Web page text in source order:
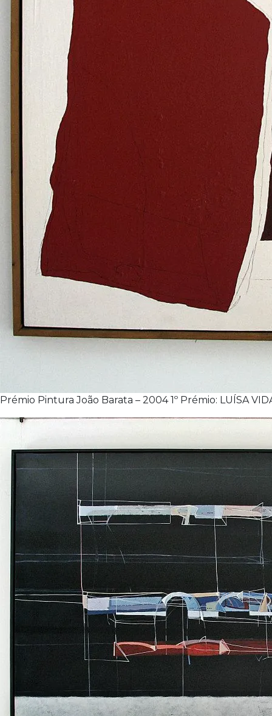
Prémio Pintura João Barata – 2004 1º Prémio: LUÍSA